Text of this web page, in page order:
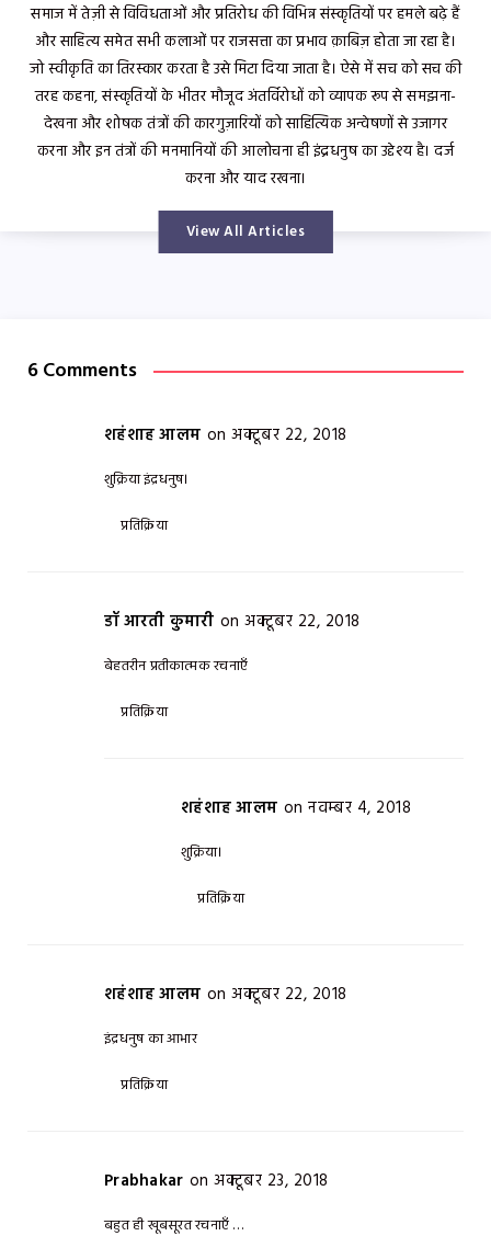
समाज में तेज़ी से विविधताओं और प्रतिरोध की विभिन्न संस्कृतियों पर हमले बढ़े हैं
और साहित्य समेत सभी कलाओं पर राजसत्ता का प्रभाव क़ाबिज़ होता जा रहा है।
जो स्वीकृति का तिरस्कार करता है उसे मिटा दिया जाता है। ऐसे में सच को सच की
तरह कहना, संस्कृतियों के भीतर मौजूद अंतर्विरोधों को व्यापक रूप से समझना-
देखना और शोषक तंत्रों की कारगुज़ारियों को साहित्यिक अन्वेषणों से उजागर
करना और इन तंत्रों की मनमानियों की आलोचना ही इंद्रधनुष का उद्देश्य है। दर्ज
करना और याद रखना।
View All Articles
6 Comments
शहंशाह आलम on अक्टूबर 22, 2018
शुक्रिया इंद्रधनुष।
प्रतिक्रिया
डॉ आरती कुमारी on अक्टूबर 22, 2018
बेहतरीन प्रतीकात्मक रचनाएँ
प्रतिक्रिया
शहंशाह आलम on नवम्बर 4, 2018
शुक्रिया।
प्रतिक्रिया
शहंशाह आलम on अक्टूबर 22, 2018
इंद्रधनुष का आभार
प्रतिक्रिया
Prabhakar on अक्टूबर 23, 2018
बहुत ही खूबसूरत रचनाएँ …